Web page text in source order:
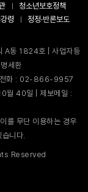
청소년보호정책
령
정정·반론보도
A동 1824호 | 사업자등
세환
| 전화 : 02-866-9957
월 40일 | 제보메일 :
를 무단 이용하는 경우
니다.
Reserved